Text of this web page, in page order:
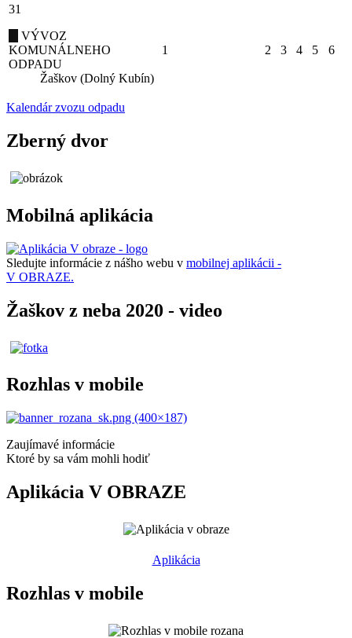
31
VÝVOZ
KOMUNÁLNEHO
ODPADU
Žaškov (Dolný Kubín)
1 2 3 4 5 6
Kalendár zvozu odpadu
Zberný dvor
Mobilná aplikácia
Sledujte informácie z nášho webu v mobilnej aplikácii -
V OBRAZE.
Žaškov z neba 2020 - video
Rozhlas v mobile
Zaujímavé informácie
Ktoré by sa vám mohli hodiť
Aplikácia V OBRAZE
Aplikácia
Rozhlas v mobile